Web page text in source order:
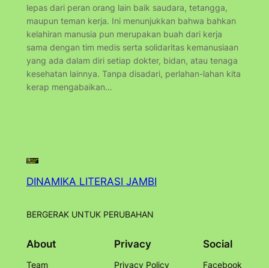
lepas dari peran orang lain baik saudara, tetangga,
maupun teman kerja. Ini menunjukkan bahwa bahkan
kelahiran manusia pun merupakan buah dari kerja
sama dengan tim medis serta solidaritas kemanusiaan
yang ada dalam diri setiap dokter, bidan, atau tenaga
kesehatan lainnya. Tanpa disadari, perlahan-lahan kita
kerap mengabaikan…
DINAMIKA LITERASI JAMBI
BERGERAK UNTUK PERUBAHAN
About
Team
Privacy
Privacy Policy
Social
Facebook